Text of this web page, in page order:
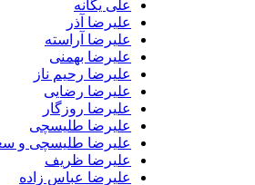
علی یگانه
علیرضا آذر
علیرضا آراسته
علیرضا بهمنی
علیرضا رحیم ناز
علیرضا رضایی
علیرضا روزگار
علیرضا طلیسچی
علیرضا طلیسچی و سعید آتانی
علیرضا ظریف
علیرضا عباس زاده